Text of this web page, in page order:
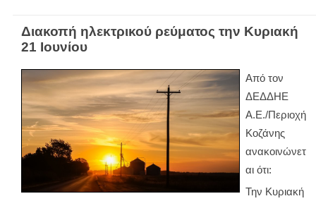
Διακοπή ηλεκτρικού ρεύματος την Κυριακή
21 Ιουνίου
Από τον
ΔΕΔΔΗΕ
Α.Ε./Περιοχή
Κοζάνης
ανακοινώνετ
αι ότι:
Την Κυριακή